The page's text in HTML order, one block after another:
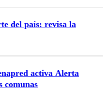
del país: revisa la
activa Alerta
comunas